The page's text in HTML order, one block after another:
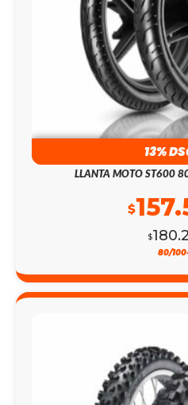
13%
LLANTA MOTO ST600
$
$
80/